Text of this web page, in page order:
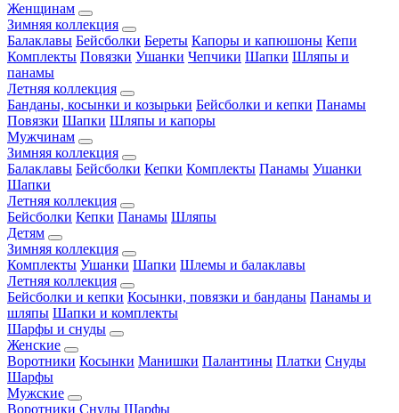
Женщинам
Зимняя коллекция
Балаклавы Бейсболки Береты Капоры и капюшоны Кепи
Комплекты Повязки Ушанки Чепчики Шапки Шляпы и
панамы
Летняя коллекция
Банданы, косынки и козырьки Бейсболки и кепки Панамы
Повязки Шапки Шляпы и капоры
Мужчинам
Зимняя коллекция
Балаклавы Бейсболки Кепки Комплекты Панамы Ушанки
Шапки
Летняя коллекция
Бейсболки Кепки Панамы Шляпы
Детям
Зимняя коллекция
Комплекты Ушанки Шапки Шлемы и балаклавы
Летняя коллекция
Бейсболки и кепки Косынки, повязки и банданы Панамы и
шляпы Шапки и комплекты
Шарфы и снуды
Женские
Воротники Косынки Манишки Палантины Платки Снуды
Шарфы
Мужские
Воротники Снуды Шарфы